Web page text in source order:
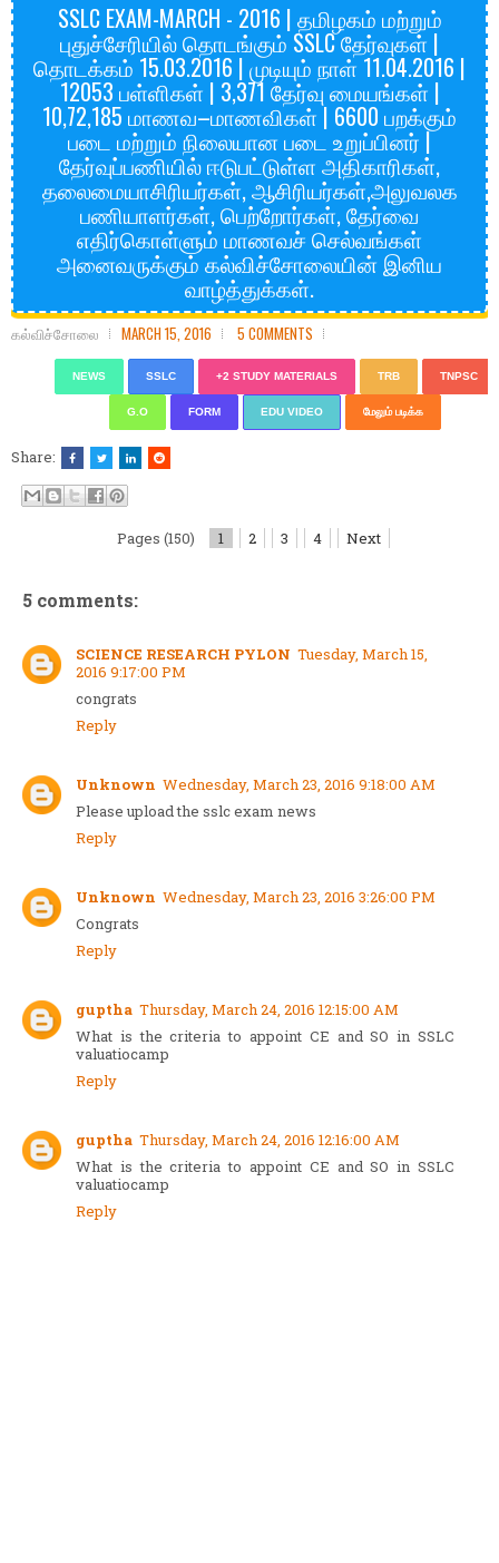
SSLC EXAM-MARCH - 2016 | தமிழகம் மற்றும்
புதுச்சேரியில் தொடங்கும் SSLC தேர்வுகள் |
தொடக்கம் 15.03.2016 | முடியும் நாள் 11.04.2016 |
12053 பள்ளிகள் | 3,371 தேர்வு மையங்கள் |
10,72,185 மாணவ–மாணவிகள் | 6600 பறக்கும்
படை மற்றும் நிலையான படை உறுப்பினர் |
தேர்வுப்பணியில் ஈடுபட்டுள்ள அதிகாரிகள்,
தலைமையாசிரியர்கள், ஆசிரியர்கள்,அலுவலக
பணியாளர்கள், பெற்றோர்கள், தேர்வை
எதிர்கொள்ளும் மாணவச் செல்வங்கள்
அனைவருக்கும் கல்விச்சோலையின் இனிய
வாழ்த்துக்கள்.
கல்விச்சோலை MARCH 15, 2016 5 COMMENTS
NEWS SSLC +2 STUDY MATERIALS TRB TNPSC
G.O FORM EDU VIDEO மேலும் படிக்க
Share:
Pages (150) 1 2 3 4 Next
5 comments:
SCIENCE RESEARCH PYLON Tuesday, March 15,
2016 9:17:00 PM
congrats
Reply
Unknown Wednesday, March 23, 2016 9:18:00 AM
Please upload the sslc exam news
Reply
Unknown Wednesday, March 23, 2016 3:26:00 PM
Congrats
Reply
guptha Thursday, March 24, 2016 12:15:00 AM
What is the criteria to appoint CE and SO in SSLC
valuatiocamp
Reply
guptha Thursday, March 24, 2016 12:16:00 AM
What is the criteria to appoint CE and SO in SSLC
valuatiocamp
Reply